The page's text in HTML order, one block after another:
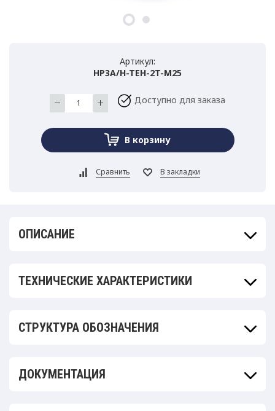
Артикул:
HP3A/H-TEH-2T-M25
Доступно для заказа
ОПИСАНИЕ
ТЕХНИЧЕСКИЕ ХАРАКТЕРИСТИКИ
СТРУКТУРА ОБОЗНАЧЕНИЯ
ДОКУМЕНТАЦИЯ